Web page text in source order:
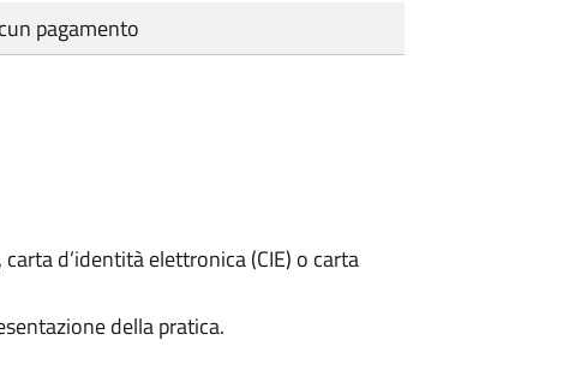
pagamento
d’identità elettronica (CIE) o carta
della pratica.